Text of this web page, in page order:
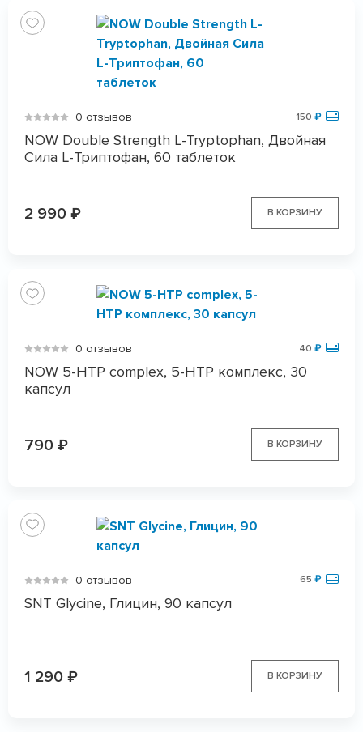
0 отзывов 150 ₽
NOW Double Strength L-Tryptophan, Двойная
Сила L-Триптофан, 60 таблеток
2 990 ₽ В КОРЗИНУ
0 отзывов 40 ₽
NOW 5-HTP complex, 5-HTP комплекс, 30
капсул
790 ₽ В КОРЗИНУ
0 отзывов 65 ₽
SNT Glycine, Глицин, 90 капсул
1 290 ₽ В КОРЗИНУ